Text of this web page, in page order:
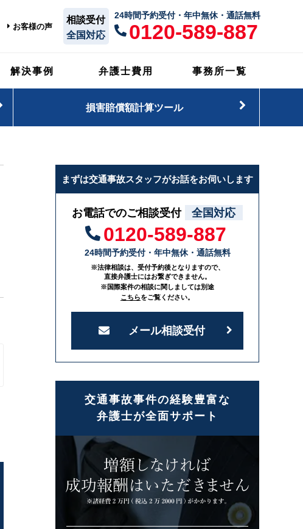
お客様の声
相談受付
全国対応
24時間予約受付・年中無休・通話無料
0120-589-887
解決事例 弁護士費用 事務所一覧
損害賠償額計算ツール
まずは交通事故スタッフがお話をお伺いします
お電話でのご相談受付 全国対応
0120-589-887
24時間予約受付・年中無休・通話無料
※法律相談は、受付予約後となりますので、
直接弁護士にはお繋ぎできません。
※国際案件の相談に関しましては別途
こちらをご覧ください。
メール相談受付
交通事故事件の経験豊富な
弁護士が全面サポート